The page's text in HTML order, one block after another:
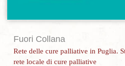
Fuori Collana
Rete delle cure palliative in Puglia.
rete locale di cure palliative